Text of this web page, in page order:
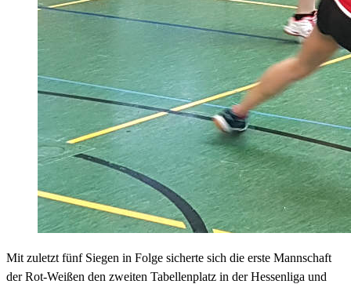
Mit zuletzt fünf Siegen in Folge sicherte sich die erste Mannschaft
der Rot-Weißen den zweiten Tabellenplatz in der Hessenliga und